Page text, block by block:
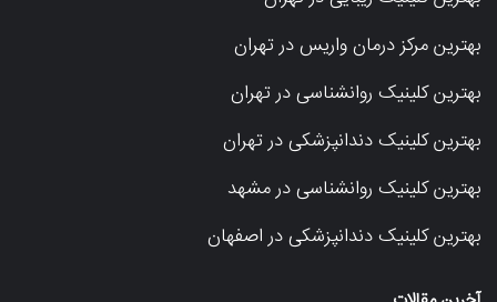
بهترین مرکز درمان واریس در تهران
بهترین کلینیک روانشناسی در تهران
بهترین کلینیک دندانپزشکی در تهران
بهترین کلینیک روانشناسی در مشهد
بهترین کلینیک دندانپزشکی در اصفهان